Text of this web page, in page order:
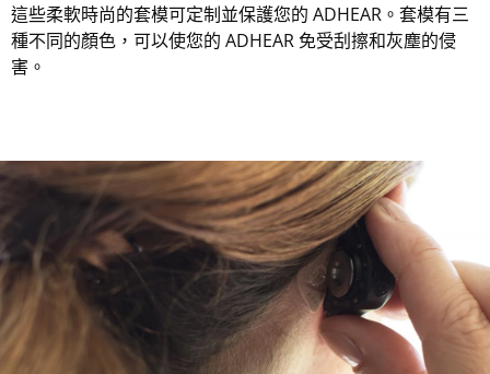
這些柔軟時尚的套模可定制並保護您的 ADHEAR。套模有三
種不同的顏色，可以使您的 ADHEAR 免受刮擦和灰塵的侵
害。